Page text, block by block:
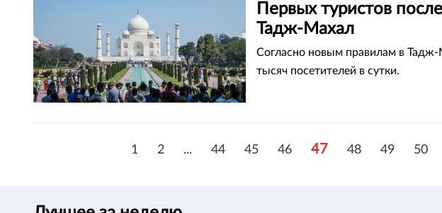
Первых туристов
Тадж-Махал
Согласно новым правилам в Тадж-
тысяч посетителей в сутки.
1 2 ... 44 45 46 47 48 49 50